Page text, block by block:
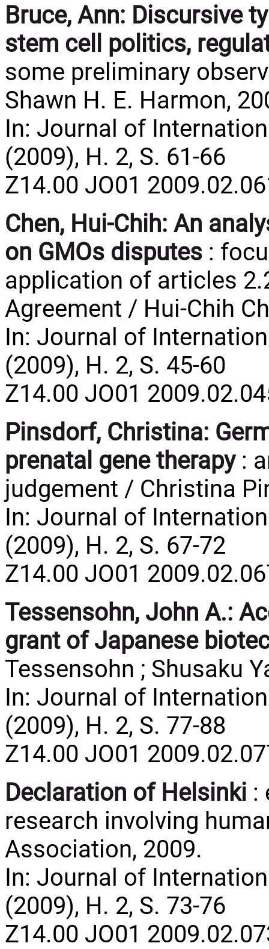
Bruce, Ann: Discursive
stem cell politics,
some preliminary
Shawn H. E. Harmon,
In: Journal of
(2009), H. 2, S. 61-66
Z14.00 JO01
Chen, Hui-Chih: An
on GMOs disputes :
application of articles
Agreement / Hui-Chih
In: Journal of
(2009), H. 2, S. 45-60
Z14.00 JO01
Pinsdorf, Christina:
prenatal gene therapy:
judgement / Christina
In: Journal of
(2009), H. 2, S. 67-72
Z14.00 JO01
Tessensohn, John A.:
grant of Japanese
Tessensohn ; Shusaku
In: Journal of
(2009), H. 2, S. 77-88
Z14.00 JO01
Declaration of Helsinki :
research involving
Association, 2009.
In: Journal of
(2009), H. 2, S. 73-76
Z14.00 JO01